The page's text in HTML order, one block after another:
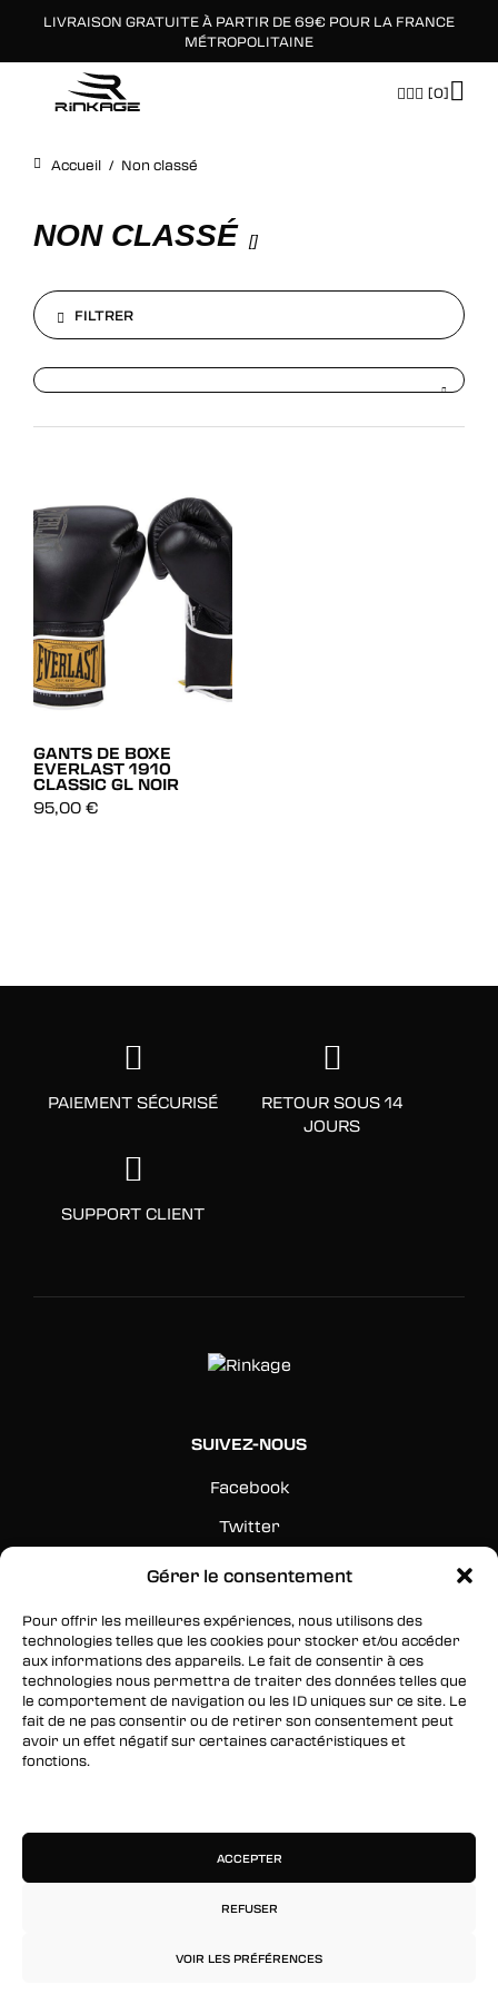
Gérer le consentement
Pour offrir les meilleures expériences, nous utilisons des
technologies telles que les cookies pour stocker et/ou accéder
aux informations des appareils. Le fait de consentir à ces
technologies nous permettra de traiter des données telles que
le comportement de navigation ou les ID uniques sur ce site. Le
fait de ne pas consentir ou de retirer son consentement peut
avoir un effet négatif sur certaines caractéristiques et
fonctions.
ACCEPTER
REFUSER
VOIR LES PRÉFÉRENCES
LIVRAISON GRATUITE À PARTIR DE 69€ POUR LA FRANCE
MÉTROPOLITAINE
[0]
Accueil / Non classé
NON CLASSÉ []
FILTRER
DÉCOUVRIR
GANTS DE BOXE
EVERLAST 1910
CLASSIC GL NOIR
95,00 €
PAIEMENT SÉCURISÉ
RETOUR SOUS 14
JOURS
SUPPORT CLIENT
SUIVEZ-NOUS
Facebook
Twitter
Instagram
RESTEZ INFORMÉS
Inscrivez-vous à notre newsletter pour être les
premiers à être informés des nouveaux
arrivages, des ventes, du contenu exclusif, des
événements et plus encore !